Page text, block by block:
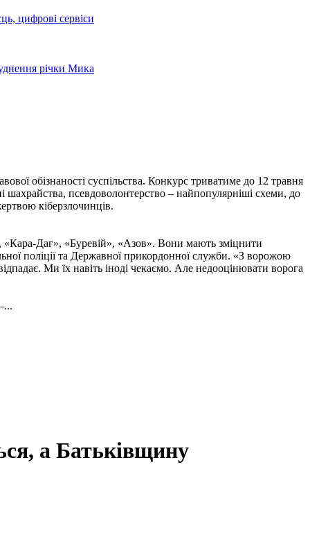
цифрові сервіси
річки Мика
обізнаності суспільства. Конкурс триватиме до 12 травня
шахрайства, псевдоволонтерство – найпопулярніші схеми, до
кіберзлочинців.
«Кара-Даг», «Буревій», «Азов». Вони мають зміцнити
поліції та Державної прикордонної служби. «З ворожою
Ми їх навіть іноді чекаємо. Але недооцінювати ворога
а Батьківщину